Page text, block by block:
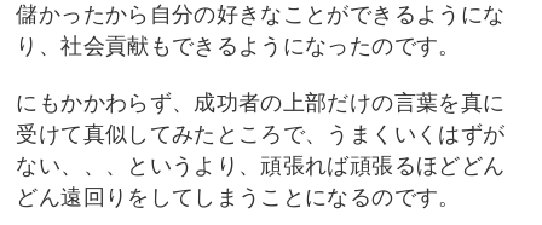
儲かったから自分の好きなことができるようにな
り、社会貢献もできるようになったのです。
にもかかわらず、成功者の上部だけの言葉を真に
受けて真似してみたところで、うまくいくはずが
ない、、、というより、頑張れば頑張るほどどん
どん遠回りをしてしまうことになるのです。